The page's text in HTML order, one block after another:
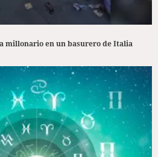
millonario en un basurero de Italia